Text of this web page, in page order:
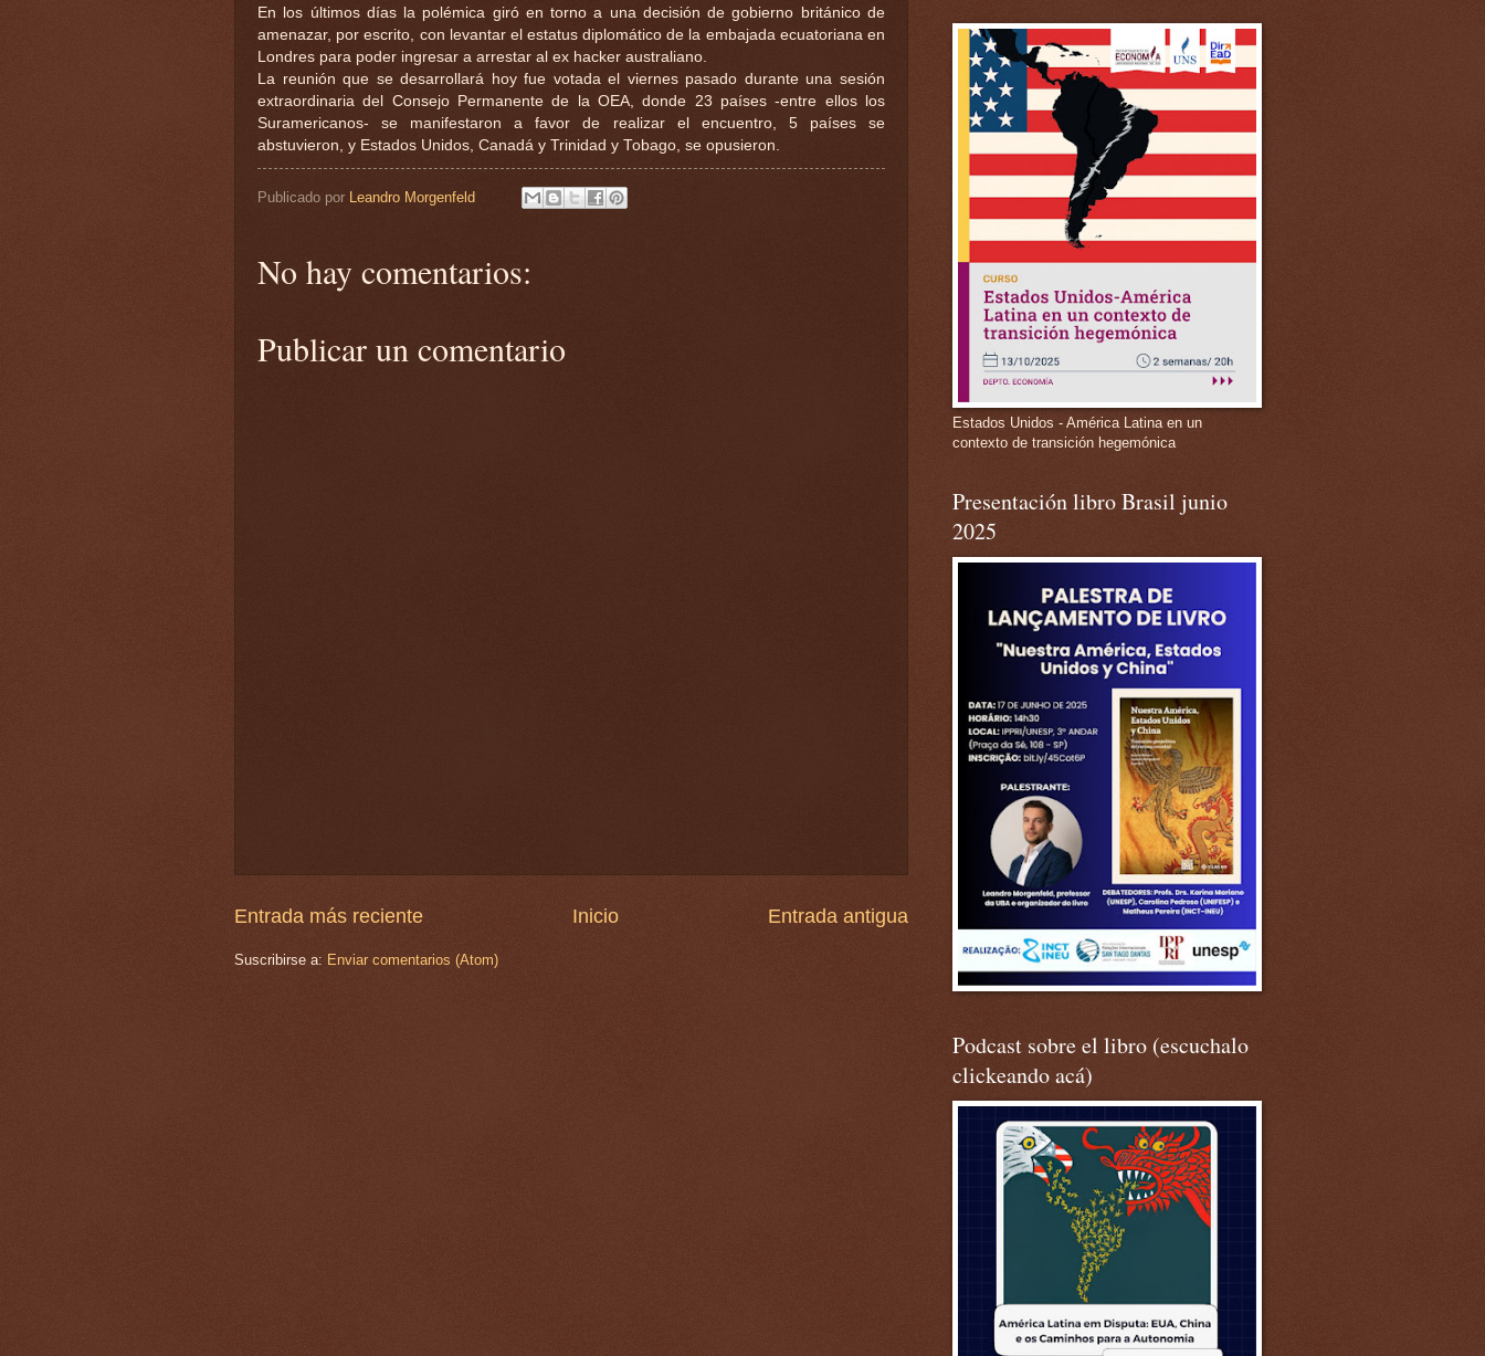
En los últimos días la polémica giró en torno a una decisión de gobierno británico de
amenazar, por escrito, con levantar el estatus diplomático de la embajada ecuatoriana en
Londres para poder ingresar a arrestar al ex hacker australiano.
La reunión que se desarrollará hoy fue votada el viernes pasado durante una sesión
extraordinaria del Consejo Permanente de la OEA, donde 23 países -entre ellos los
Suramericanos- se manifestaron a favor de realizar el encuentro, 5 países se
abstuvieron, y Estados Unidos, Canadá y Trinidad y Tobago, se opusieron.
Publicado por Leandro Morgenfeld
No hay comentarios:
Publicar un comentario
Entrada más reciente Entrada antigua
Inicio
Suscribirse a: Enviar comentarios (Atom)
Estados Unidos - América Latina en un
contexto de transición hegemónica
Presentación libro Brasil junio
2025
Podcast sobre el libro (escuchalo
clickeando acá)